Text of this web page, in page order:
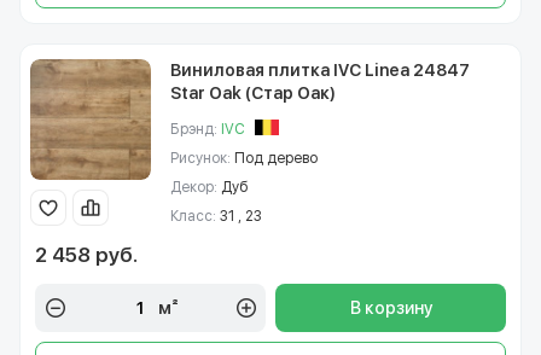
Виниловая плитка IVC Linea 24847
Star Oak (Стар Оак)
Брэнд: IVC
Рисунок: Под дерево
Декор: Дуб
Класс: 31 , 23
2 458 руб.
м² В корзину